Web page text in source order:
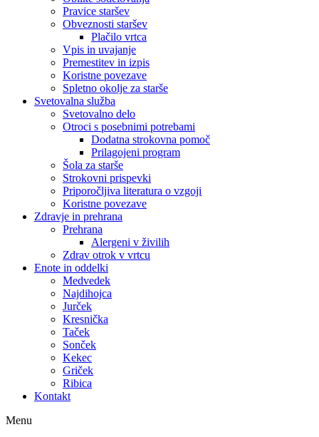
Pravice staršev
Obveznosti staršev
Plačilo vrtca
Vpis in uvajanje
Premestitev in izpis
Koristne povezave
Spletno okolje za starše
Svetovalna služba
Svetovalno delo
Otroci s posebnimi potrebami
Dodatna strokovna pomoč
Prilagojeni program
Šola za starše
Strokovni prispevki
Priporočljiva literatura o vzgoji
Koristne povezave
Zdravje in prehrana
Prehrana
Alergeni v živilih
Zdrav otrok v vrtcu
Enote in oddelki
Medvedek
Najdihojca
Jurček
Kresnička
Taček
Sonček
Kekec
Griček
Ribica
Kontakt
Menu